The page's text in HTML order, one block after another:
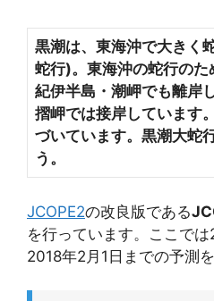
黒潮は、東海沖で大きく
蛇行)。東海沖の蛇行のた
紀伊半島・潮岬でも離岸
摺岬では接岸しています
づいています。黒潮大蛇
う。
JCOPE2の改良版である
を行っています。ここで
2018年2月1日までの予測を